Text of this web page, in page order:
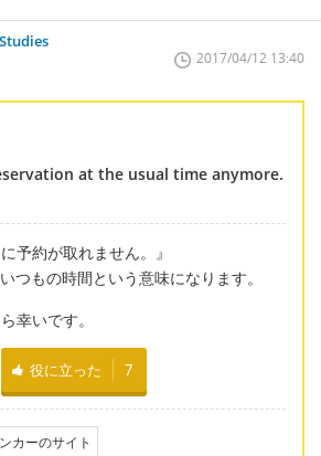
2017/04/12 13:40
at the usual time anymore.
予約が取れません。』
もの時間という意味になります。
幸いです。
役に立った 7
カーのサイト